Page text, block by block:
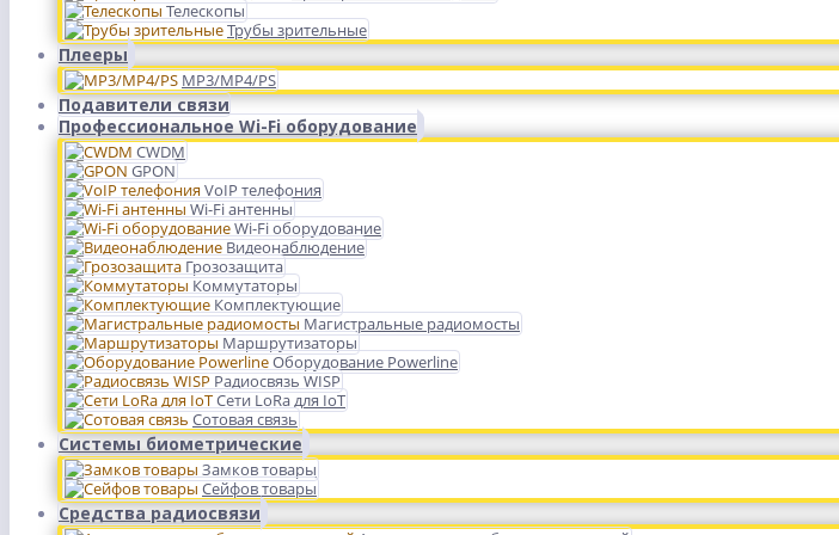
Телескопы
Трубы зрительные
Плееры
MP3/MP4/PS
Подавители связи
Профессиональное Wi-Fi оборудование
CWDM
GPON
VoIP телефония
Wi-Fi антенны
Wi-Fi оборудование
Видеонаблюдение
Грозозащита
Коммутаторы
Комплектующие
Магистральные радиомосты
Маршрутизаторы
Оборудование Powerline
Радиосвязь WISP
Сети LoRa для IoT
Сотовая связь
Системы биометрические
Замков товары
Сейфов товары
Средства радиосвязи